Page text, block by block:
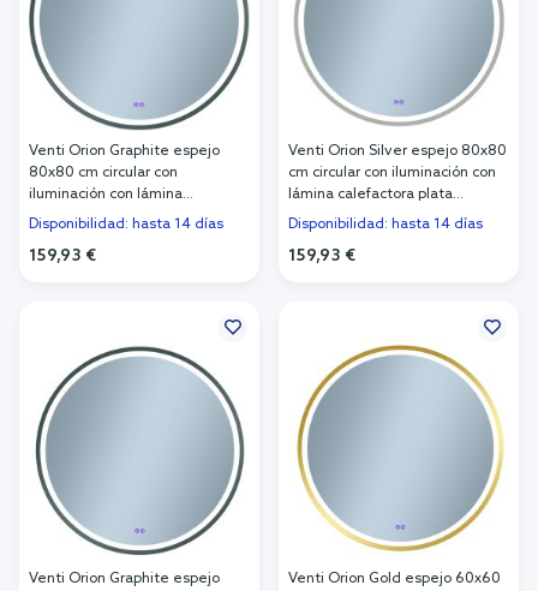
Venti Orion Graphite espejo
80x80 cm circular con
iluminación con lámina
calefactora grafito
Disponibilidad: hasta 14 días
159,93 €
Venti Orion Silver espejo 80x80
cm circular con iluminación con
lámina calefactora plata
5905951180304
Disponibilidad: hasta 14 días
159,93 €
Venti Orion Graphite espejo
Venti Orion Gold espejo 60x60